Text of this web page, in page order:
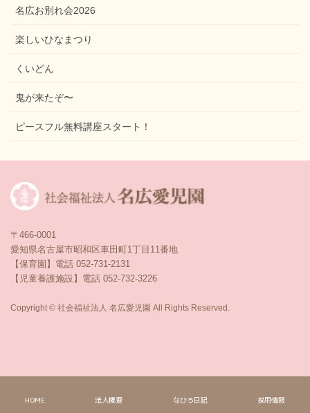
名広お別れ会2026
楽しいひなまつり
くいどん
鬼が来たぞ〜
ピースフル無料講座スタート！
〒466-0001
愛知県名古屋市昭和区車田町1丁目11番地
【保育園】電話 052-731-2131
【児童養護施設】電話 052-732-3226
Copyright © 社会福祉法人 名広愛児園 All Rights Reserved.
HOME 法人概要 なひろ日記 採用情報